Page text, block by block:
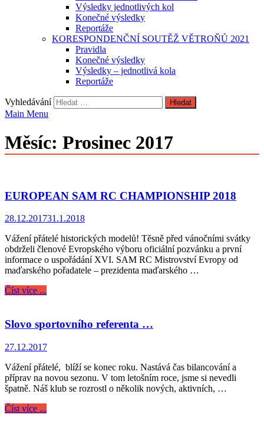
Výsledky jednotlivých kol
Konečné výsledky
Reportáže
KORESPONDENČNÍ SOUTĚŽ VĚTROŇŮ 2021
Pravidla
Konečné výsledky
Výsledky – jednotlivá kola
Reportáže
Vyhledávání
Main Menu
Měsíc: Prosinec 2017
EUROPEAN SAM RC CHAMPIONSHIP 2018
28.12.201731.1.2018
Vážení přátelé historických modelů! Těsně před vánočními svátky
obdrželi členové Evropského výboru oficiální pozvánku a první
informace o uspořádání XVI. SAM RC Mistrovství Evropy od
maďarského pořadatele – prezidenta maďarského …
Číst více ...
Slovo sportovního referenta …
27.12.2017
Vážení přátelé, blíží se konec roku. Nastává čas bilancování a
příprav na novou sezonu. V tom letošním roce, jsme si nevedli
špatně. Náš klub se rozrostl o několik nových, aktivních, …
Číst více ...